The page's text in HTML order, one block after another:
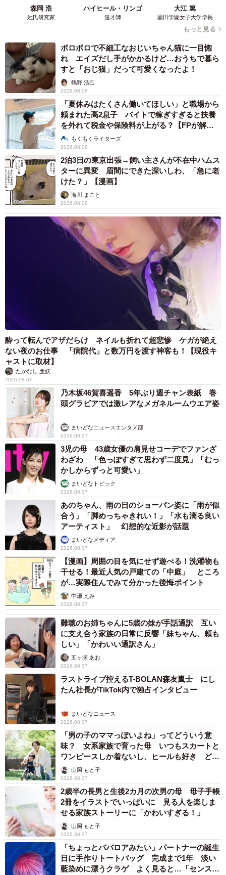
ると感じました。漫画を描くうえで気を付けたことやこだ
ネコロスさん：正直、この漫画だけで「意見」「誹謗中
傷」そして間にある「批判」を明確に区別できるものでは
ありません。細かいことをいいだすと、「受け手がミット
を構えている状態だったのか？」など、あまりにも多くの
パターンが派生してしまいます。一番伝えたいのは「何に
むけてボールを投げるか」という本質的な点ですので、賛
否なども覚悟の上で、できるだけシンプルになるよう心が
けました。
――近年はコロナ問題や国際情勢など、大きな課題が多
く、その分誰かの意見を非難したり、誹謗中傷したりとい
うことが増えた気がします。
ネコロスさん：SNSは相手の顔も見えないですし、聞き手
も不特定多数なので、つい本音が出やすく、実社会よりも
過激になりやすい土壌ではないかなと思います。例えばコ
ロナの件でいうと、「反ワクチンが――」みたいな話は
SNSでは議論が活発ですが、実社会ではあまり聞かない印
象です。実際に未接種の人も周りにいますけど、だからど
うということもないですし。それよりは、上司の悪口のほ
うが１００倍多いのではないでしょうか。
――実生活とネットでは話の内容や質も違うかもしれませ
んね。ネコロスさん自身にも、辛辣なコメントが来ること
はあるのですか？
ネコロスさん：漫画そのものや私自身について否定するよ
うなコメントをいただくことはあります。風刺系の漫画は
感情を揺さぶるものですから、少なからずそういう反応が
あるのは覚悟の上で描いています。まぁ万人が喜ぶものっ
てあり得ないと思ってますので、基本的には気にしないで
す。
――受け流す、というのも必要なスキルかもしれません
ね。一方で、誹謗中傷を受けるばかりでなく、逆に自分自
身が何気ない発言・発信等で他人を傷つけていたりする可
能性もあるかと思います。その点について、ネコロスさん
は、気を付けていることなどはありますか？
ネコロスさん：制作した漫画について、ちょっと過激か
な？というものは、仲の良いフォロワーさんに見ていただ
いたりしています。今回の漫画も、ちょっとセンシティブ
なテーマでしたので、ある方に見ていただきました。で、
「うーん。微妙かも…」みたいなご意見をいただいたので
手直しをし、太鼓判をいただいたのが今回の作品になりま
す。
――誹謗中傷のない社会を作るには、どのようなことが大
切でしょうか？
ネコロスさん：誹謗中傷自体はなくならないと思います。
なくなれば理想とは思いますけど、そこまで人間はうまく
できてませんので。大事なのは、そういうことがあったと
きに、「おい、それちょっと行き過ぎだよ」と諌め合える
ような人間関係ではないでしょうか。そして、やってしま
ったことは「すいませんでした」と謝ることのできる素直
さも大事だと思います。大事なのはモラルのベースアップ
ですから。訴訟などの手段に訴えるよりは、地道な啓蒙が
大事ではないかと思いますね。
森岡 浩
姓氏研究家
ハイヒール・リンゴ
漫才師
大江 篤
園田学園女子大学学長
もっと見る
ボロボロで不細工なおじいちゃん猫に一目惚
れ エイズだし手がかかるけど…おうちで暮ら
すと「おじ猫」だって可愛くなったよ！
鶴野 浩己
2026.08.08
「夏休みはたくさん働いてほしい」と職場から
頼まれた高2息子 バイトで稼ぎすぎると扶養
を外れて税金や保険料が上がる？【FPが解
説】もくもくライターズ
2026.08.08
2泊3日の東京出張→飼い主さんが不在中ハムス
ターに異変 眉間にできた深いしわ、「急に老
けた？」【漫画】
海川 まこと
2026.08.08
酔って転んでアザだらけ ネイルも折れて超悲惨 ケガが絶え
ない夜のお仕事 「病院代」と数万円を渡す神客も！【現役キ
ャストに取材】
たかなし 亜妖
2026.08.07
乃木坂46賀喜遥香 5年ぶり週チャン表紙 巻
頭グラビアでは激レアなメガネルームウエア姿
まいどなニュースエンタメ部
2026.08.07
3児の母 43歳女優の肩見せコーデでファンざ
わざわ 「色っぽすぎて思わず二度見」「むっ
かしからずっと可愛い」
まいどなトピック
2026.08.07
あのちゃん、雨の日のショーパン姿に「雨が似
合う」「脚めっちゃきれい！」「水も滴る良い
アーティスト」 幻想的な近影が話題
まいどなメディア
2026.08.07
【漫画】周囲の目を気にせず遊べる！洗濯物も
干せる！最近人気の戸建ての「中庭」 ところ
が…実際住んでみて分かった後悔ポイント
中瀬 えみ
2026.08.07
難聴のお姉ちゃんに5歳の妹が手話通訳 互い
に支え合う家族の日常に反響「妹ちゃん、頼も
しい」「かわいい通訳さん」
五ヶ瀬 あお
2026.08.07
ラストライブ控えるT-BOLAN森友嵐士 にし
たん社長がTikTok内で独占インタビュー
まいどなニュース
2026.08.07
「男の子のママっぽいよね」ってどういう意
味？ 女系家族で育った母 いつもスカートと
ワンピースしか着ないし、ヒールも好き どの
へんが…
山岡 もと子
2026.08.07
2歳半の長男と生後2カ月の次男の母 母子手帳
2冊をイラストでいっぱいに 見る人を楽しま
せる家族ストーリーに「かわいすぎる！」
山岡 もと子
2026.08.07
「ちょっとババロアみたい」パートナーの誕生
日に手作りトートバッグ 完成まで1年 淡い
藍染めに漂うクラゲ よく見ると…「センスす